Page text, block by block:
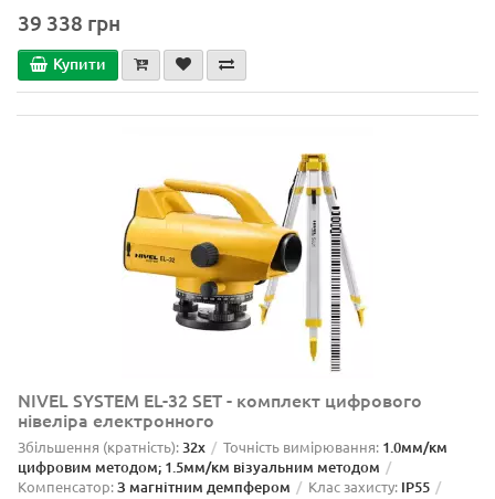
39 338 грн
Купити
NIVEL SYSTEM EL-32 SET - комплект цифрового
нівеліра електронного
Збільшення (кратність):32x Точність вимірювання: 1.0мм/км
цифровим методом; 1.5мм/км візуальним методом
Компенсатор:З магнітним демпфером Клас захисту: IP55